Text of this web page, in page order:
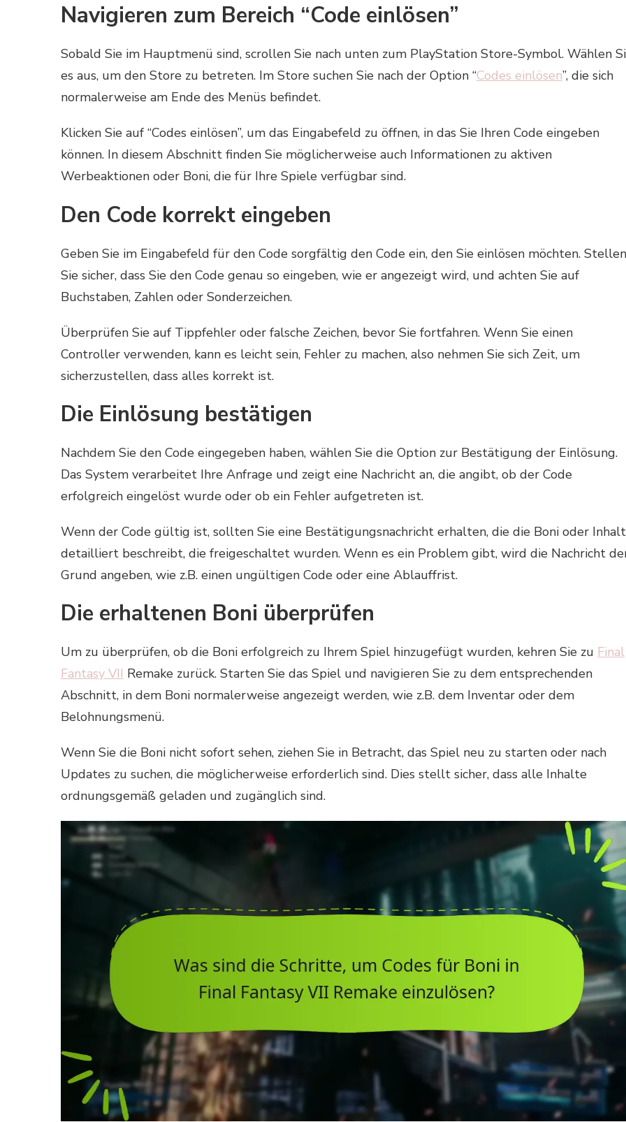
Navigieren zum Bereich “Code einlösen”
Sobald Sie im Hauptmenü sind, scrollen Sie nach unten zum PlayStation Store-Symbol. Wählen
es aus, um den Store zu betreten. Im Store suchen Sie nach der Option “Codes einlösen”, die sich
normalerweise am Ende des Menüs befindet.
Klicken Sie auf “Codes einlösen”, um das Eingabefeld zu öffnen, in das Sie Ihren Code eingeben
können. In diesem Abschnitt finden Sie möglicherweise auch Informationen zu aktiven
Werbeaktionen oder Boni, die für Ihre Spiele verfügbar sind.
Den Code korrekt eingeben
Geben Sie im Eingabefeld für den Code sorgfältig den Code ein, den Sie einlösen möchten. Stellen
Sie sicher, dass Sie den Code genau so eingeben, wie er angezeigt wird, und achten Sie auf
Buchstaben, Zahlen oder Sonderzeichen.
Überprüfen Sie auf Tippfehler oder falsche Zeichen, bevor Sie fortfahren. Wenn Sie einen
Controller verwenden, kann es leicht sein, Fehler zu machen, also nehmen Sie sich Zeit, um
sicherzustellen, dass alles korrekt ist.
Die Einlösung bestätigen
Nachdem Sie den Code eingegeben haben, wählen Sie die Option zur Bestätigung der Einlösung.
Das System verarbeitet Ihre Anfrage und zeigt eine Nachricht an, die angibt, ob der Code
erfolgreich eingelöst wurde oder ob ein Fehler aufgetreten ist.
Wenn der Code gültig ist, sollten Sie eine Bestätigungsnachricht erhalten, die die Boni oder
detailliert beschreibt, die freigeschaltet wurden. Wenn es ein Problem gibt, wird die Nachricht
Grund angeben, wie z.B. einen ungültigen Code oder eine Ablauffrist.
Die erhaltenen Boni überprüfen
Um zu überprüfen, ob die Boni erfolgreich zu Ihrem Spiel hinzugefügt wurden, kehren Sie zu Final
Fantasy VII Remake zurück. Starten Sie das Spiel und navigieren Sie zu dem entsprechenden
Abschnitt, in dem Boni normalerweise angezeigt werden, wie z.B. dem Inventar oder dem
Belohnungsmenü.
Wenn Sie die Boni nicht sofort sehen, ziehen Sie in Betracht, das Spiel neu zu starten oder nach
Updates zu suchen, die möglicherweise erforderlich sind. Dies stellt sicher, dass alle Inhalte
ordnungsgemäß geladen und zugänglich sind.